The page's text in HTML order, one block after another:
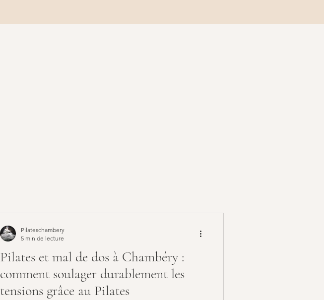
Pilates et mal de dos à Chambéry :
comment soulager durablement les
tensions grâce au Pilates
Pilateschambery
5 min de lecture